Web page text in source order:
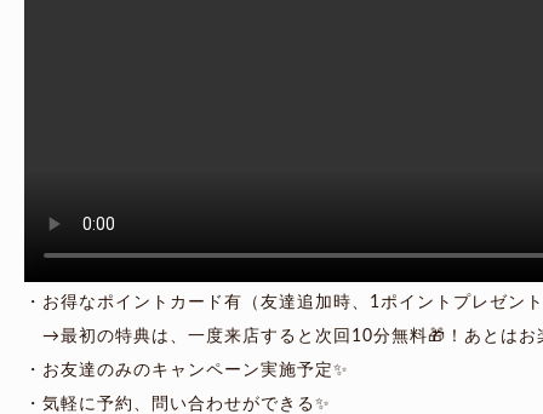
・お得なポイントカード有（友達追加時、1ポイントプレゼン
→最初の特典は、一度来店すると次回10分無料🎁！あとは
・お友達のみのキャンペーン実施予定✨
・気軽に予約、問い合わせができる✨